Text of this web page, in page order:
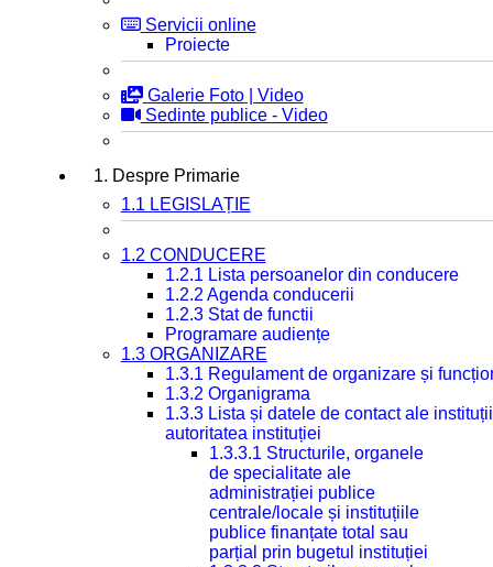
Servicii online
Proiecte
Galerie Foto | Video
Sedinte publice - Video
1. Despre Primarie
1.1 LEGISLAȚIE
1.2 CONDUCERE
1.2.1 Lista persoanelor din conducere
1.2.2 Agenda conducerii
1.2.3 Stat de functii
Programare audiențe
1.3 ORGANIZARE
1.3.1 Regulament de organizare și
1.3.2 Organigrama
1.3.3 Lista și datele de contact ale
autoritatea instituției
1.3.3.1 Structurile, organele
de specialitate ale
administrației publice
centrale/locale și instituțiile
publice finanțate total sau
parțial prin bugetul instituției